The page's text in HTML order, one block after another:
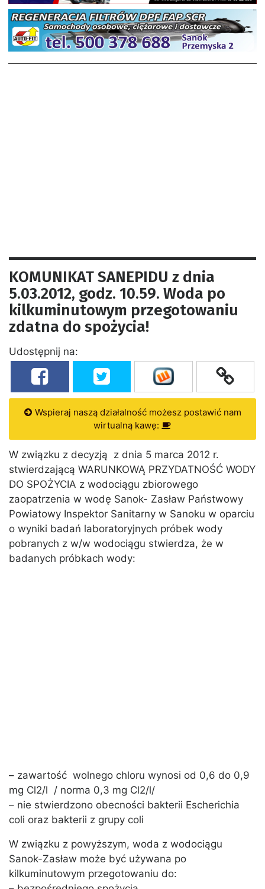
KOMUNIKAT SANEPIDU z dnia
5.03.2012, godz. 10.59. Woda po
kilkuminutowym przegotowaniu
zdatna do spożycia!
Udostępnij na:
Wspieraj naszą działalność możesz postawić nam
wirtualną kawę:
W związku z decyzją z dnia 5 marca 2012 r.
stwierdzającą WARUNKOWĄ PRZYDATNOŚĆ WODY
DO SPOŻYCIA z wodociągu zbiorowego
zaopatrzenia w wodę Sanok- Zasław Państwowy
Powiatowy Inspektor Sanitarny w Sanoku w oparciu
o wyniki badań laboratoryjnych próbek wody
pobranych z w/w wodociągu stwierdza, że w
badanych próbkach wody:
– zawartość wolnego chloru wynosi od 0,6 do 0,9
mg Cl2/l / norma 0,3 mg Cl2/l/
– nie stwierdzono obecności bakterii Escherichia
coli oraz bakterii z grupy coli
W związku z powyższym, woda z wodociągu
Sanok-Zasław może być używana po
kilkuminutowym przegotowaniu do: